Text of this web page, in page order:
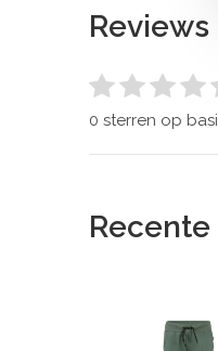
Reviews
0 sterren op